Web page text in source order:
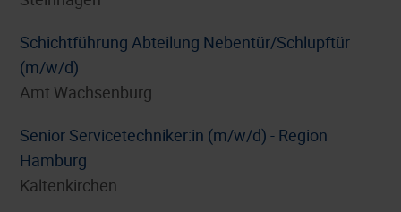
Schichtführung Abteilung Nebentür/Schlupftür
(m/w/d)
Amt Wachsenburg
Senior Servicetechniker:in (m/w/d) - Region
Hamburg
Kaltenkirchen